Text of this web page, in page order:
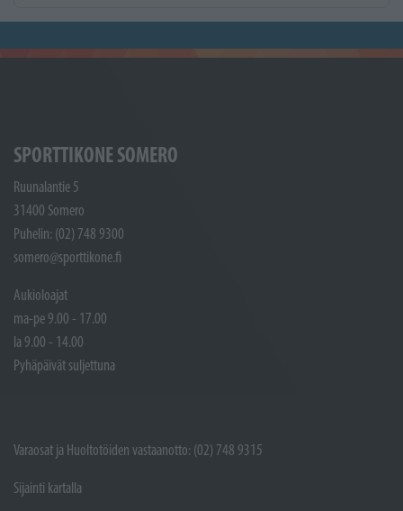
SPORTTIKONE SOMERO
Ruunalantie 5
31400 Somero
Puhelin: (02) 748 9300
somero@sporttikone.fi
Aukioloajat
ma-pe 9.00 - 17.00
la 9.00 - 14.00
Pyhäpäivät suljettuna
Varaosat ja Huoltotöiden vastaanotto: (02) 748 9315
Sijainti kartalla